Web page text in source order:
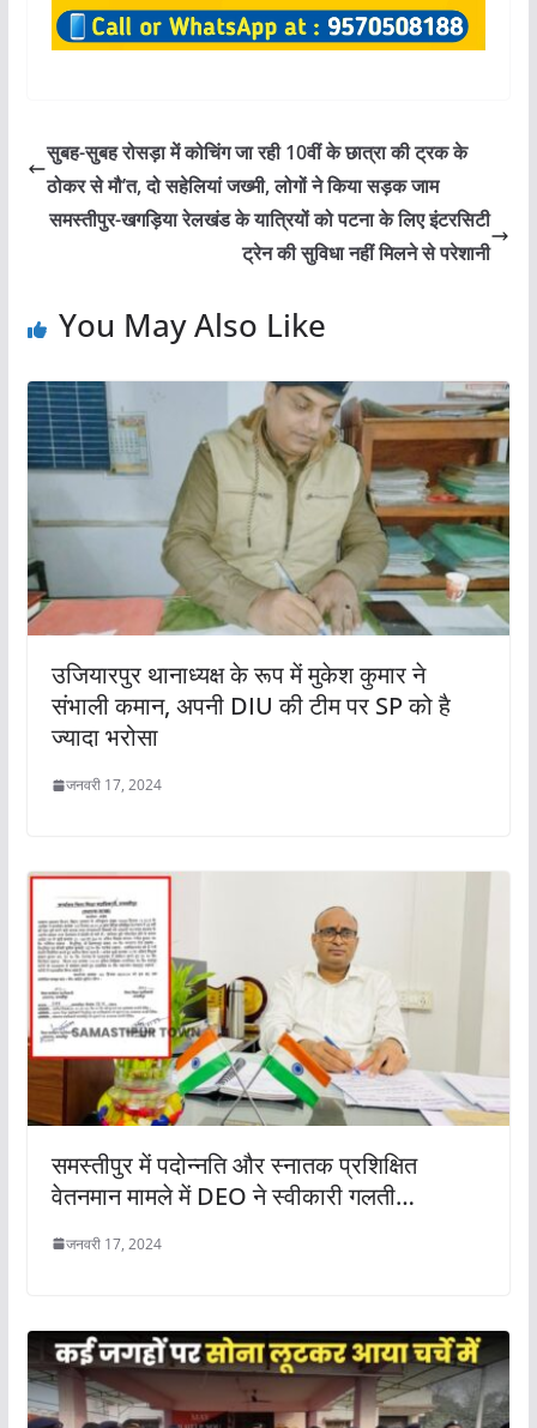
सुबह-सुबह रोसड़ा में कोचिंग जा रही 10वीं के छात्रा की ट्रक के
ठोकर से मौ’त, दो सहेलियां जख्मी, लोगों ने किया सड़क जाम
समस्तीपुर-खगड़िया रेलखंड के यात्रियों को पटना के लिए इंटरसिटी
ट्रेन की सुविधा नहीं मिलने से परेशानी
You May Also Like
उजियारपुर थानाध्यक्ष के रूप में मुकेश कुमार ने
संभाली कमान, अपनी DIU की टीम पर SP को है
ज्यादा भरोसा
जनवरी 17, 2024
समस्तीपुर में पदोन्नति और स्नातक प्रशिक्षित
वेतनमान मामले में DEO ने स्वीकारी गलती…
जनवरी 17, 2024